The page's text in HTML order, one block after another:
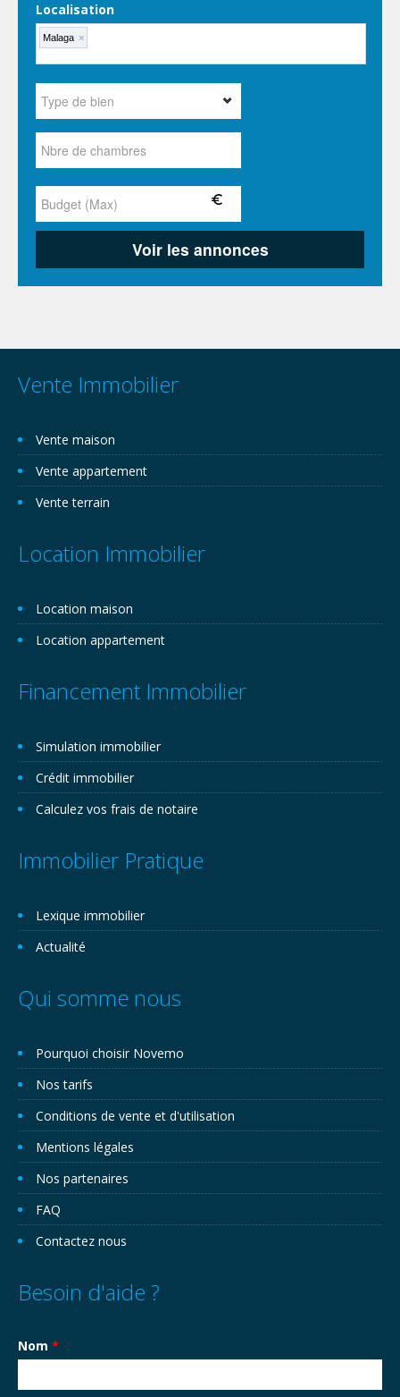
Localisation
Malaga ×
Vente Immobilier
Vente maison
Vente appartement
Vente terrain
Location Immobilier
Location maison
Location appartement
Financement Immobilier
Simulation immobilier
Crédit immobilier
Calculez vos frais de notaire
Immobilier Pratique
Lexique immobilier
Actualité
Qui somme nous
Pourquoi choisir Novemo
Nos tarifs
Conditions de vente et d'utilisation
Mentions légales
Nos partenaires
FAQ
Contactez nous
Besoin d'aide ?
Nom *